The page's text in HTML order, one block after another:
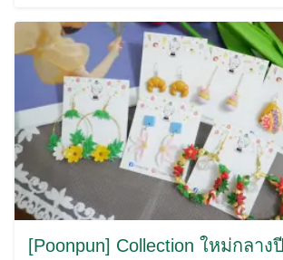
[Poonpun] Collection ใหม่กลาง